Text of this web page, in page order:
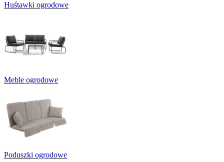
Huśtawki ogrodowe
Meble ogrodowe
Poduszki ogrodowe